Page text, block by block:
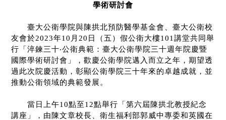
學術研討會
臺大公衛學院與陳拱北預防醫學基金會、臺大公衛校
友會於2023年10 月 20 日（五）假公衛大樓101講堂共同舉
行「淬鍊三十‧公衛典範：臺大公衛學院三十週年院慶暨
國際學術研討會」，歡慶公衛學院邁入而立之年，期望透
過此次院慶活動，彰顯公衛學院三十年來的卓越成就，並
推動公衛領域的典範發展。
當日上午10點至12點舉行「第六屆陳拱北教授紀念
講座」，由陳文章校長、衛生福利部郭威中專委和英國在